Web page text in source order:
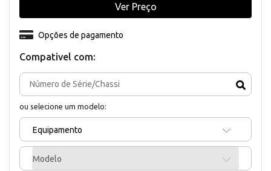
Compativel com:
ou selecione um modelo:
Equipamento
Modelo
Opções de pagamento
Ver Preço